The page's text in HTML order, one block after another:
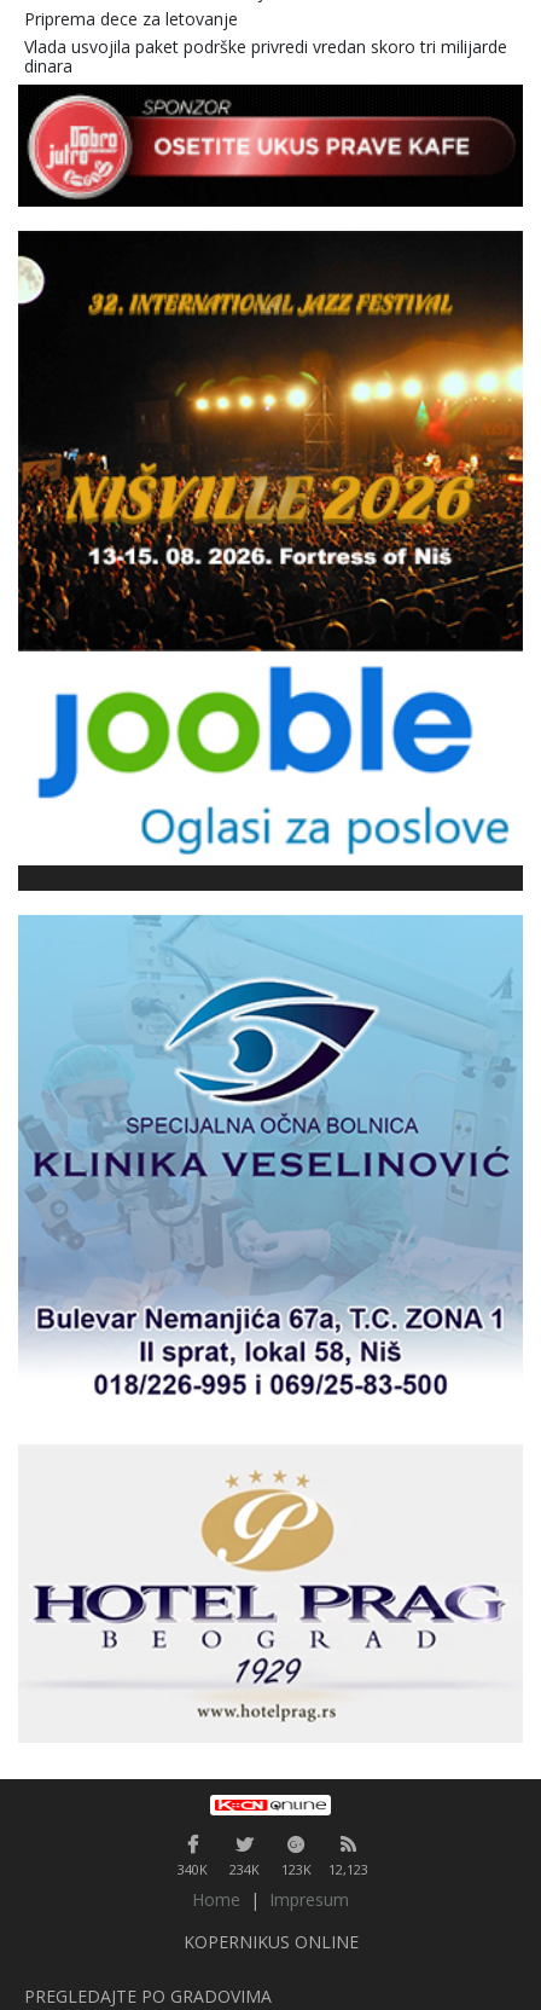
Priprema dece za letovanje
Vlada usvojila paket podrške privredi vredan skoro tri milijarde
dinara
340K 234K 123K 12,123
Home |
Impresum
KOPERNIKUS ONLINE
PREGLEDAJTE PO GRADOVIMA